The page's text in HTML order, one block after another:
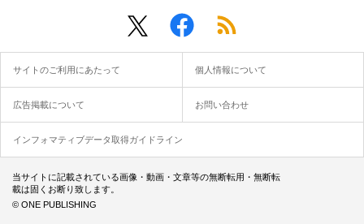
サイトのご利用にあたって 個人情報について
広告掲載について お問い合わせ
インフォマティブデータ取得ガイドライン
当サイトに記載されている画像・動画・文章等の無断転用・無断転
載は固くお断り致します。
© ONE PUBLISHING